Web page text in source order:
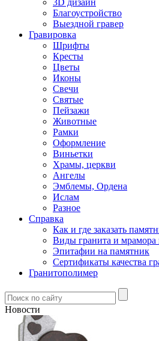
3D дизайн
Благоустройство
Выездной гравер
Гравировка
Шрифты
Кресты
Цветы
Иконы
Свечи
Святые
Пейзажи
Животные
Рамки
Оформление
Виньетки
Храмы, церкви
Ангелы
Эмблемы, Ордена
Ислам
Разное
Справка
Как и где заказать
Виды гранита и мрамора
Эпитафии на памятник
Сертификаты качества
Гранитополимер
Новости